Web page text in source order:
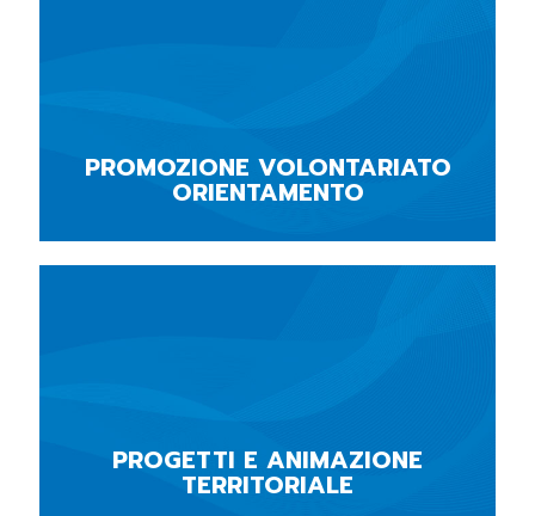
PROMOZIONE VOLONTARIATO
ORIENTAMENTO
PROGETTI E ANIMAZIONE
TERRITORIALE